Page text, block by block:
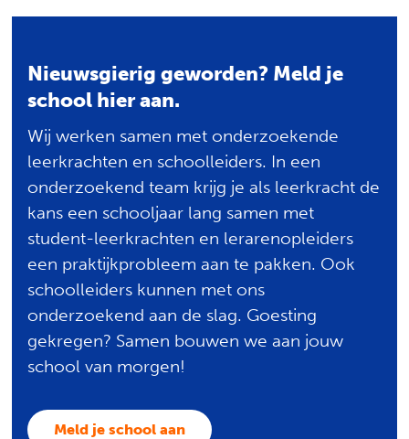
Zoeken
Nieuwsgierig geworden? Meld je
school hier aan.
Wij werken samen met onderzoekende
leerkrachten en schoolleiders. In een
onderzoekend team krijg je als leerkracht de
kans een schooljaar lang samen met
student-leerkrachten en lerarenopleiders
een praktijkprobleem aan te pakken. Ook
schoolleiders kunnen met ons
onderzoekend aan de slag. Goesting
gekregen? Samen bouwen we aan jouw
school van morgen!
Meld je school aan